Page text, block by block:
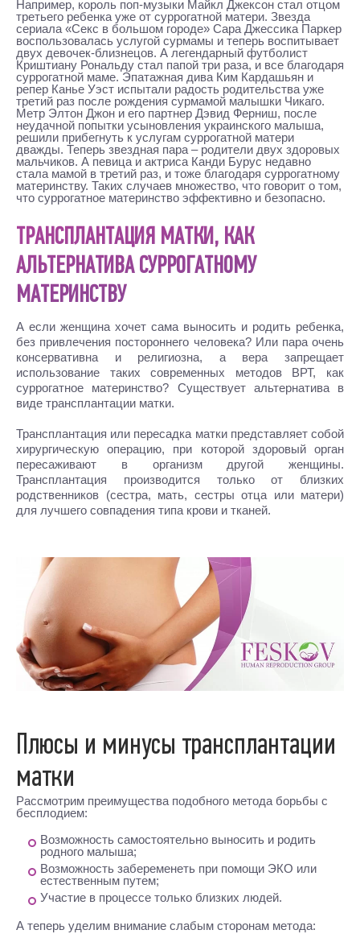
Например, король поп-музыки Майкл Джексон стал отцом
третьего ребенка уже от суррогатной матери. Звезда
сериала «Секс в большом городе» Сара Джессика Паркер
воспользовалась услугой сурмамы и теперь воспитывает
двух девочек-близнецов. А легендарный футболист
Криштиану Рональду стал папой три раза, и все благодаря
суррогатной маме. Эпатажная дива Ким Кардашьян и
репер Канье Уэст испытали радость родительства уже
третий раз после рождения сурмамой малышки Чикаго.
Метр Элтон Джон и его партнер Дэвид Ферниш, после
неудачной попытки усыновления украинского малыша,
решили прибегнуть к услугам суррогатной матери
дважды. Теперь звездная пара – родители двух здоровых
мальчиков. А певица и актриса Канди Бурус недавно
стала мамой в третий раз, и тоже благодаря суррогатному
материнству. Таких случаев множество, что говорит о том,
что суррогатное материнство эффективно и безопасно.
ТРАНСПЛАНТАЦИЯ МАТКИ, КАК
АЛЬТЕРНАТИВА СУРРОГАТНОМУ
МАТЕРИНСТВУ
А если женщина хочет сама выносить и родить ребенка,
без привлечения постороннего человека? Или пара очень
консервативна и религиозна, а вера запрещает
использование таких современных методов ВРТ, как
суррогатное материнство? Существует альтернатива в
виде трансплантации матки.
Трансплантация или пересадка матки представляет собой
хирургическую операцию, при которой здоровый орган
пересаживают в организм другой женщины.
Трансплантация производится только от близких
родственников (сестра, мать, сестры отца или матери)
для лучшего совпадения типа крови и тканей.
Плюсы и минусы трансплантации
матки
Рассмотрим преимущества подобного метода борьбы с
бесплодием:
Возможность самостоятельно выносить и родить
родного малыша;
Возможность забеременеть при помощи ЭКО или
естественным путем;
Участие в процессе только близких людей.
А теперь уделим внимание слабым сторонам метода: